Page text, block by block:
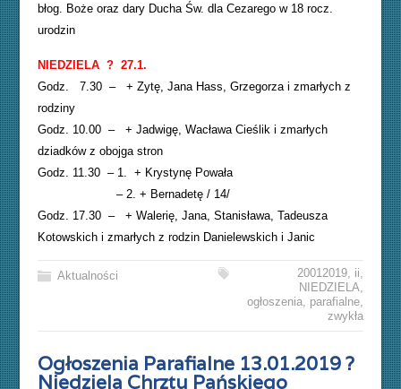
błog. Boże oraz dary Ducha Św. dla Cezarego w 18 rocz.
urodzin
NIEDZIELA ? 27.1.
Godz. 7.30 – + Zytę, Jana Hass, Grzegorza i zmarłych z
rodziny
Godz. 10.00 – + Jadwigę, Wacława Cieślik i zmarłych
dziadków z obojga stron
Godz. 11.30 – 1. + Krystynę Powała
– 2. + Bernadetę / 14/
Godz. 17.30 – + Walerię, Jana, Stanisława, Tadeusza
Kotowskich i zmarłych z rodzin Danielewskich i Janic
Aktualności 20012019, ii,
NIEDZIELA,
ogłoszenia, parafialne,
zwykła
Ogłoszenia Parafialne 13.01.2019 ?
Niedziela Chrztu Pańskiego